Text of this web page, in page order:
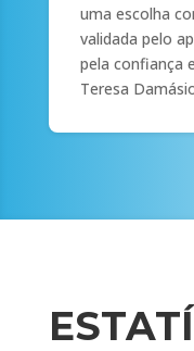
uma escolha
validada pelo
pela confiança
Teresa